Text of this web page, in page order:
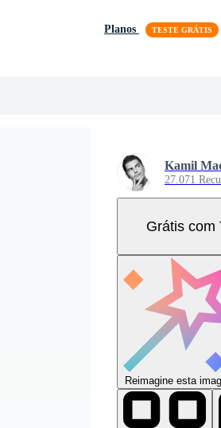
Planos
Kamil
27.071
Grátis com
Reimagine esta